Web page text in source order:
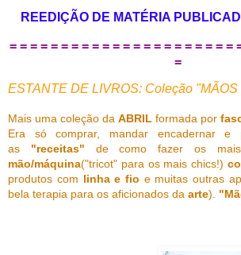
REEDIÇÃO DE MATÉRIA
= = = = = = = = = = = = = = = = = = = = = =
=
ESTANTE DE LIVROS: Coleção
Mais uma coleção da ABRIL formada por
Era só comprar, mandar encadernar
as "receitas" de como fazer os
mão/máquina("tricot" para os mais chics!)
produtos com linha e fio e muitas outras
bela terapia para os aficionados da arte).